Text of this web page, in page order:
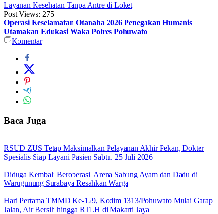
Layanan Kesehatan Tanpa Antre di Loket
Post Views: 275
Operasi Keselamatan Otanaha 2026 Penegakan Humanis
Utamakan Edukasi Waka Polres Pohuwato
Komentar
Baca Juga
RSUD ZUS Tetap Maksimalkan Pelayanan Akhir Pekan, Dokter
Spesialis Siap Layani Pasien Sabtu, 25 Juli 2026
Diduga Kembali Beroperasi, Arena Sabung Ayam dan Dadu di
Warugunung Surabaya Resahkan Warga
Hari Pertama TMMD Ke-129, Kodim 1313/Pohuwato Mulai Garap
Jalan, Air Bersih hingga RTLH di Makarti Jaya